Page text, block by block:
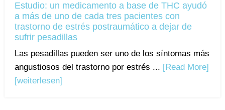
Estudio: un medicamento a base de THC ayudó
a más de uno de cada tres pacientes con
trastorno de estrés postraumático a dejar de
sufrir pesadillas
Las pesadillas pueden ser uno de los síntomas más
angustiosos del trastorno por estrés ... [Read More]
[weiterlesen]